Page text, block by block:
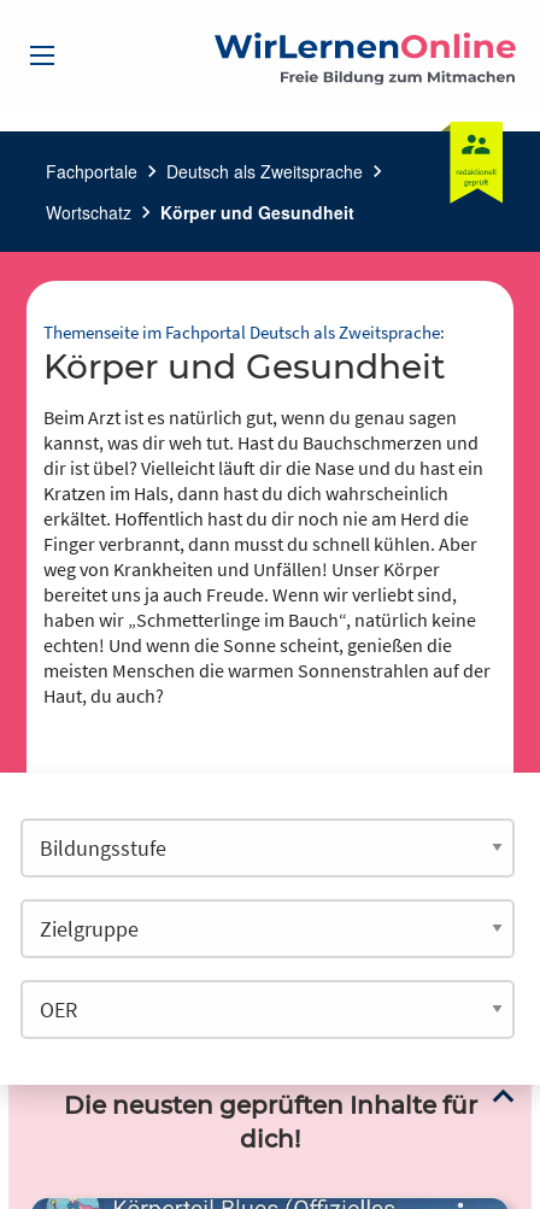
Fachportale chevron_right Deutsch als Zweitsprache chevron_right
Wortschatz chevron_right Körper und Gesundheit
Themenseite im Fachportal Deutsch als Zweitsprache:
Körper und Gesundheit
Beim Arzt ist es natürlich gut, wenn du genau sagen
kannst, was dir weh tut. Hast du Bauchschmerzen und
dir ist übel? Vielleicht läuft dir die Nase und du hast ein
Kratzen im Hals, dann hast du dich wahrscheinlich
erkältet. Hoffentlich hast du dir noch nie am Herd die
Finger verbrannt, dann musst du schnell kühlen. Aber
weg von Krankheiten und Unfällen! Unser Körper
bereitet uns ja auch Freude. Wenn wir verliebt sind,
haben wir „Schmetterlinge im Bauch“, natürlich keine
echten! Und wenn die Sonne scheint, genießen die
meisten Menschen die warmen Sonnenstrahlen auf der
Haut, du auch?
Die neusten geprüften Inhalte für
dich!